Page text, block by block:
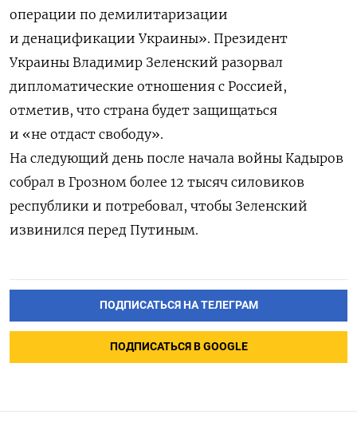
операции по демилитаризации
и денацификации Украины». Президент
Украины Владимир Зеленский разорвал
дипломатические отношения с Россией,
отметив, что страна будет защищаться
и «не отдаст свободу».
На следующий день после начала войны Кадыров
собрал в Грозном более 12 тысяч силовиков
республики и потребовал, чтобы Зеленский
извинился перед Путиным.
ПОДПИСАТЬСЯ НА ТЕЛЕГРАМ
ПОДПИСАТЬСЯ В GOOGLE